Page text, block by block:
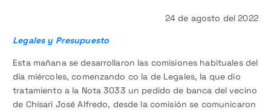
24 de agosto del 2022
Legales y Presupuesto
Esta mañana se desarrollaron las comisiones habituales del
día miércoles, comenzando co la de Legales, la que dio
tratamiento a la Nota 3033 un pedido de banca del vecino
de Chísari José Alfredo, desde la comisión se comunicaron